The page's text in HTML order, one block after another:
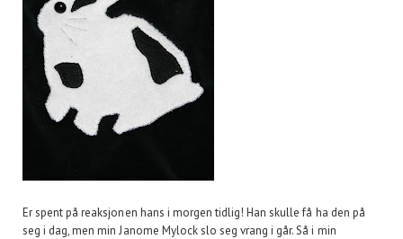
Er spent på reaksjonen hans i morgen tidlig! Han skulle få ha den på
seg i dag, men min Janome Mylock slo seg vrang i går. Så i min